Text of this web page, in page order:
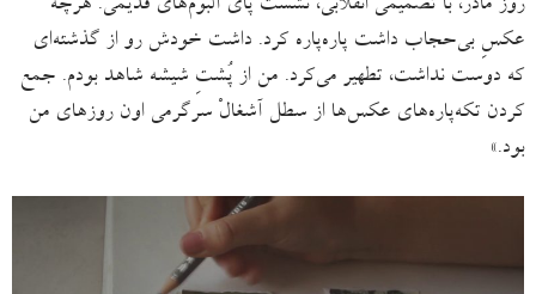
روز مادر، با تصمیمی انقلابی، نشست پای آلبوم‌های قدیمی. هرچه
عکسِ بی‌حجاب داشت پاره‌پاره کرد. داشت خودش رو از گذشته‌ای
که دوست نداشت، تطهیر می‌کرد. من از پُشتِ شیشه شاهد بودم. جمع
کردن تکه‌پاره‌های عکس‌ها از سطل آشغالْ سرگرمی اون روزهای من
بود.»